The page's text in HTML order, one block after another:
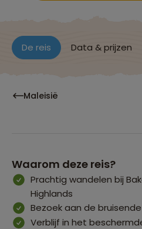
De reis Data & prijzen
Maleisië
Waarom deze reis?
Prachtig wandelen bij
Highlands
Bezoek aan de
Verblijf in het